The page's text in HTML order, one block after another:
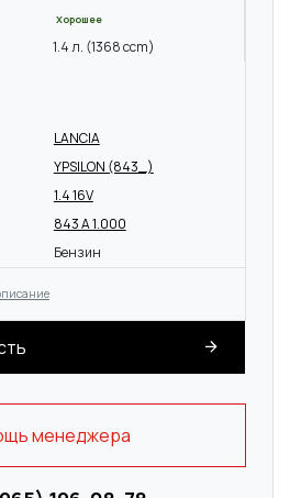
Хорошее
1.4 л. (1368 ccm)
LANCIA
YPSILON (843_)
1.4 16V
843 A 1.000
Бензин
менеджера